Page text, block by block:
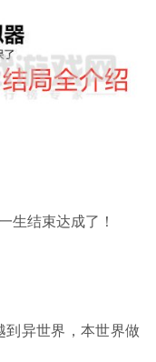
生结束达成了！
异世界，本世界做